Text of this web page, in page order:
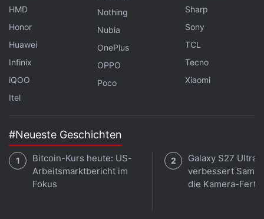
HMD
Honor
Huawei
Infinix
iQOO
Itel
Nothing
Nubia
OnePlus
OPPO
Poco
Sharp
Sony
TCL
Tecno
Xiaomi
#Neueste Geschichten
Bitcoin-Kurs heute: US-
Arbeitsmarktbericht im
Fokus
Galaxy S27 Ultra:
verbessert
die Kamera-